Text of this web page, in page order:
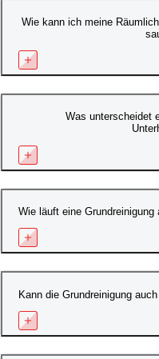
Wie kann ich meine
Was unterscheidet
Wie läuft eine Grundreinigung
Kann die Grundreinigung